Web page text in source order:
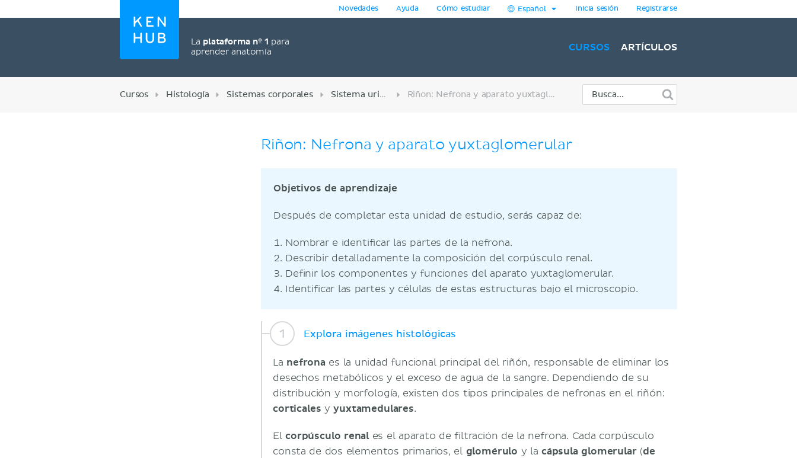
La plataforma nº 1 para
aprender anatomía
Novedades Ayuda Cómo estudiar Español Inicia sesión Registrarse
CURSOS ARTÍCULOS
Cursos Histología Sistemas corporales Sistema urinario Riñon: Nefrona y aparato yuxtaglomerular
Riñon: Nefrona y aparato yuxtaglomerular
Objetivos de aprendizaje
Después de completar esta unidad de estudio, serás capaz de:
Nombrar e identificar las partes de la nefrona.
Describir detalladamente la composición del corpúsculo renal.
Definir los componentes y funciones del aparato yuxtaglomerular.
Identificar las partes y células de estas estructuras bajo el microscopio.
Explora imágenes histológicas
La nefrona es la unidad funcional principal del riñón, responsable de eliminar los
desechos metabólicos y el exceso de agua de la sangre. Dependiendo de su
distribución y morfología, existen dos tipos principales de nefronas en el riñón:
corticales yyuxtamedulares.
Elcorpúsculo renales el aparato de filtración de la nefrona. Cada corpúsculo
consta de dos elementos primarios, el glomérulo y la cápsula glomerular(de